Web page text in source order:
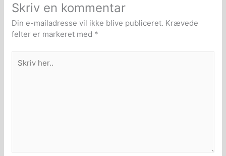
Skriv en kommentar
Din e-mailadresse vil ikke blive publiceret. Krævede
felter er markeret med *
her..